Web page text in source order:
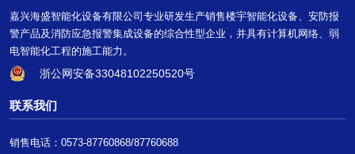
嘉兴海盛智能化设备有限公司专业研发生产销售楼宇智能化设备、安防报
警产品及消防应急报警集成设备的综合性型企业，并具有计算机网络、弱
电智能化工程的施工能力。
浙公网安备33048102250520号
联系我们
销售电话：0573-87760868/87760688